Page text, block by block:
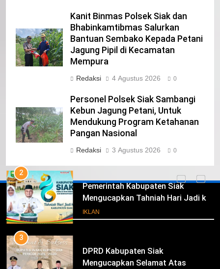
Kanit Binmas Polsek Siak dan
Bhabinkamtibmas Salurkan
Bantuan Sembako Kepada Petani
Jagung Pipil di Kecamatan
Mempura
Redaksi 4 Agustus 2026 0
Personel Polsek Siak Sambangi
Kebun Jagung Petani, Untuk
Mendukung Program Ketahanan
Pangan Nasional
Redaksi 3 Agustus 2026 0
Iklan
IKLAN
23
NURGARAHA HARPAL NOVTEN, SH
CALON ANGGOTA DPRD PROVINSI
DKI JAKARTA
IKLAN
1
Pimpinan Beserta Anggota DPRD
Kabupaten Siak Mengucapkan
IKLAN
2
Pemerintah Kabupaten Siak
Mengucapkan Tahniah Hari Jadi ke-
26 Kabupaten Siak
IKLAN
3
DPRD Kabupaten Siak
Mengucapkan Selamat Atas